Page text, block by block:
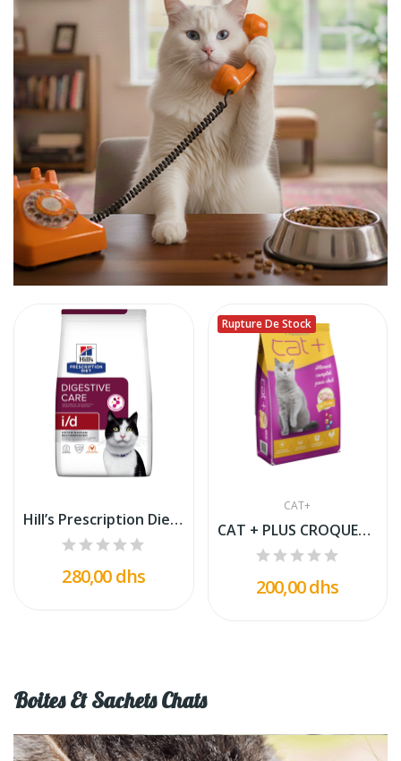
Hill’s Prescription Diet I/d Aliment Pour...
280,00 dhs
Rupture De Stock
CAT+
CAT + PLUS CROQUETTES CHAT POULET 10 KG
200,00 dhs
Boites Et Sachets Chats